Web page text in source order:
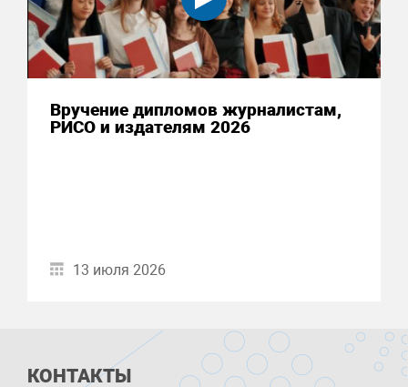
Вручение дипломов журналистам,
РИСО и издателям 2026
13 июля 2026
КОНТАКТЫ